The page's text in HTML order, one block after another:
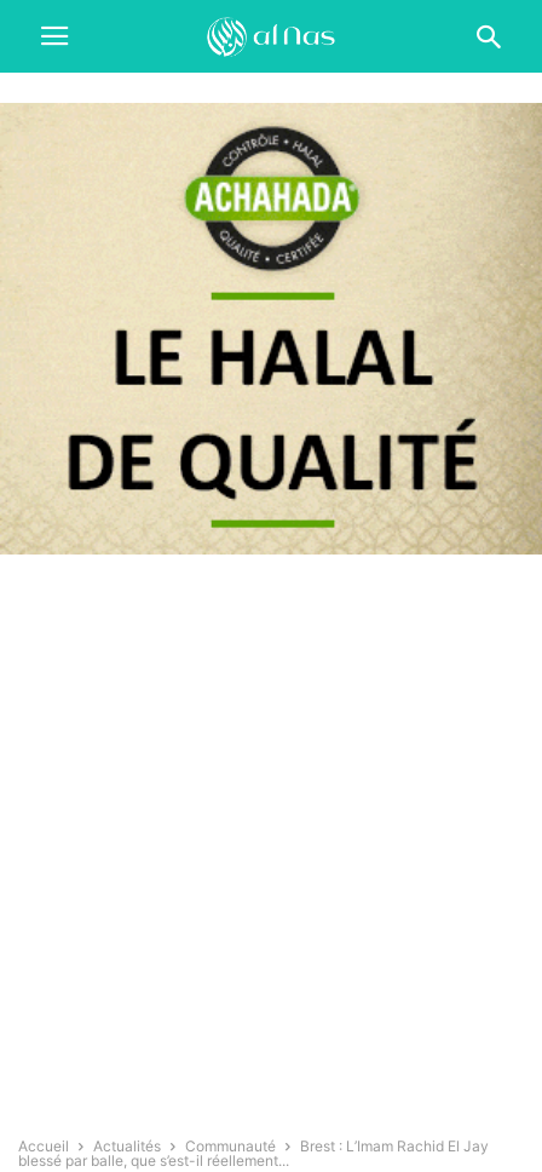
Accueil Actualités Communauté
Brest : L’Imam Rachid El Jay
blessé par balle, que s’est-il réellement...